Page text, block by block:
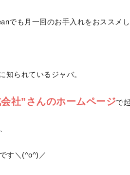
でも月一回のお手入れをおススメ
知られているジャバ。
社”さんのホームページで
す＼(^o^)／